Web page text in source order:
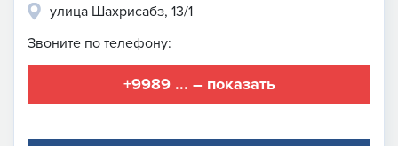
улица Шахрисабз, 13/1
Звоните по телефону:
+9989 ... – показать